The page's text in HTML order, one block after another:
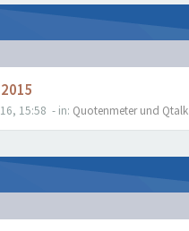
15:58 - in: Quotenmeter und Qtalk